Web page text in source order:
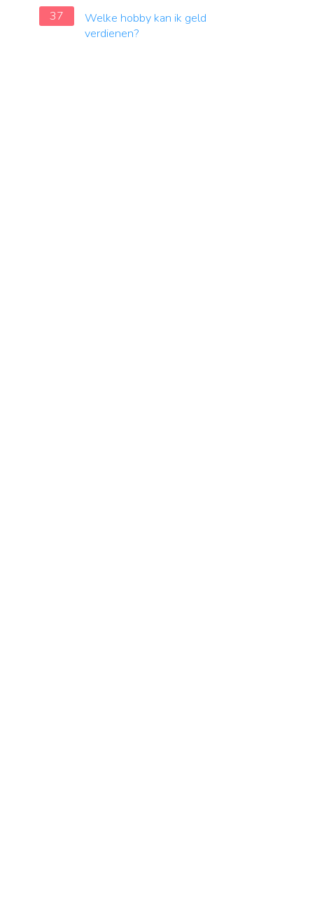
37
Welke hobby kan ik geld
verdienen?